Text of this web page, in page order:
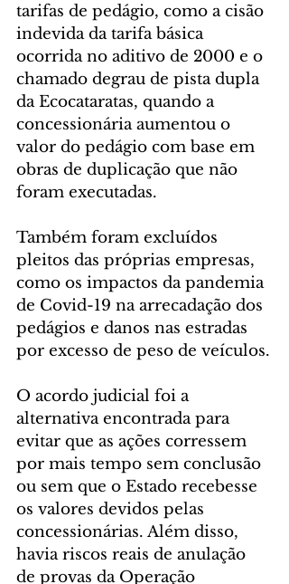
tarifas de pedágio, como a cisão
indevida da tarifa básica
ocorrida no aditivo de 2000 e o
chamado degrau de pista dupla
da Ecocataratas, quando a
concessionária aumentou o
valor do pedágio com base em
obras de duplicação que não
foram executadas.
Também foram excluídos
pleitos das próprias empresas,
como os impactos da pandemia
de Covid-19 na arrecadação dos
pedágios e danos nas estradas
por excesso de peso de veículos.
O acordo judicial foi a
alternativa encontrada para
evitar que as ações corressem
por mais tempo sem conclusão
ou sem que o Estado recebesse
os valores devidos pelas
concessionárias. Além disso,
havia riscos reais de anulação
de provas da Operação